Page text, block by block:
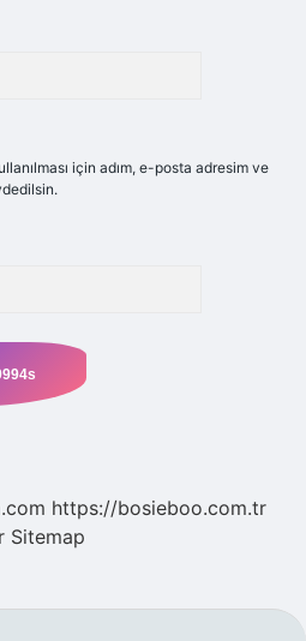
için adım, e-posta adresim ve
https://bosieboo.com.tr
Sitemap